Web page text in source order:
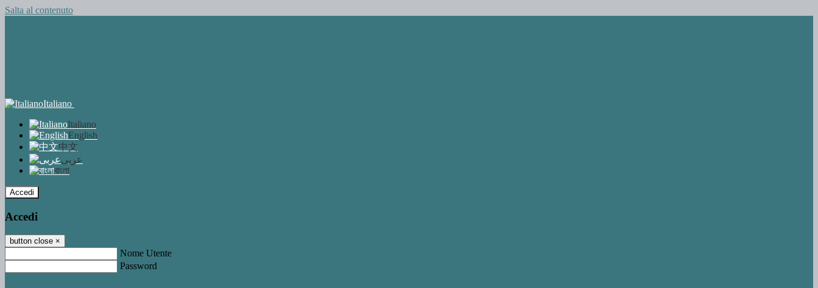
Salta al contenuto
Italiano
Italiano
English
中文
عربى
বাংলা
Accedi
Accedi
button close ×
Nome Utente
Password